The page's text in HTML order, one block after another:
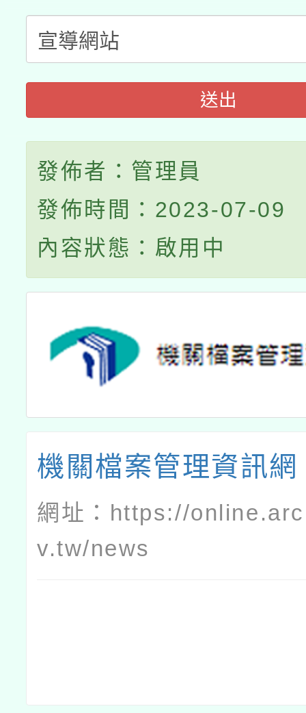
送出
發佈者：管理員
發佈時間：2023-07-09
內容狀態：啟用中
機關檔案管理資訊網
網址： https://
v.tw/news